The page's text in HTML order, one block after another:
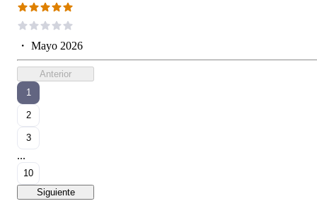
・ Mayo 2026
Anterior
1
2
3
...
10
Siguiente